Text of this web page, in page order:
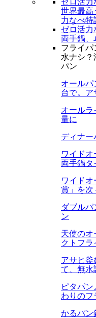
世界最高
力なべ特
ゼロ活力
両手鍋、
フライパ
水ナシ？
パン
オールパ
台で。ア
オールラ
量に
ディナー
ワイドオ
両手鍋タ
ワイド
賞」を次
ダブルパ
ン
天使のオ
クトフラ
アサヒ釜
て、無水
ピタパン
わりのフ
かるパン